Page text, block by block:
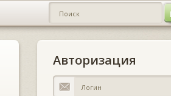
Авторизация